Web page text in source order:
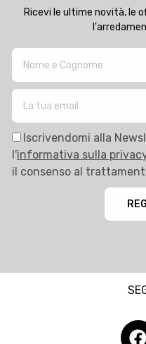
Ricevi le ultime novità, le
Iscrivendomi alla
l'informativa sulla
il consenso al